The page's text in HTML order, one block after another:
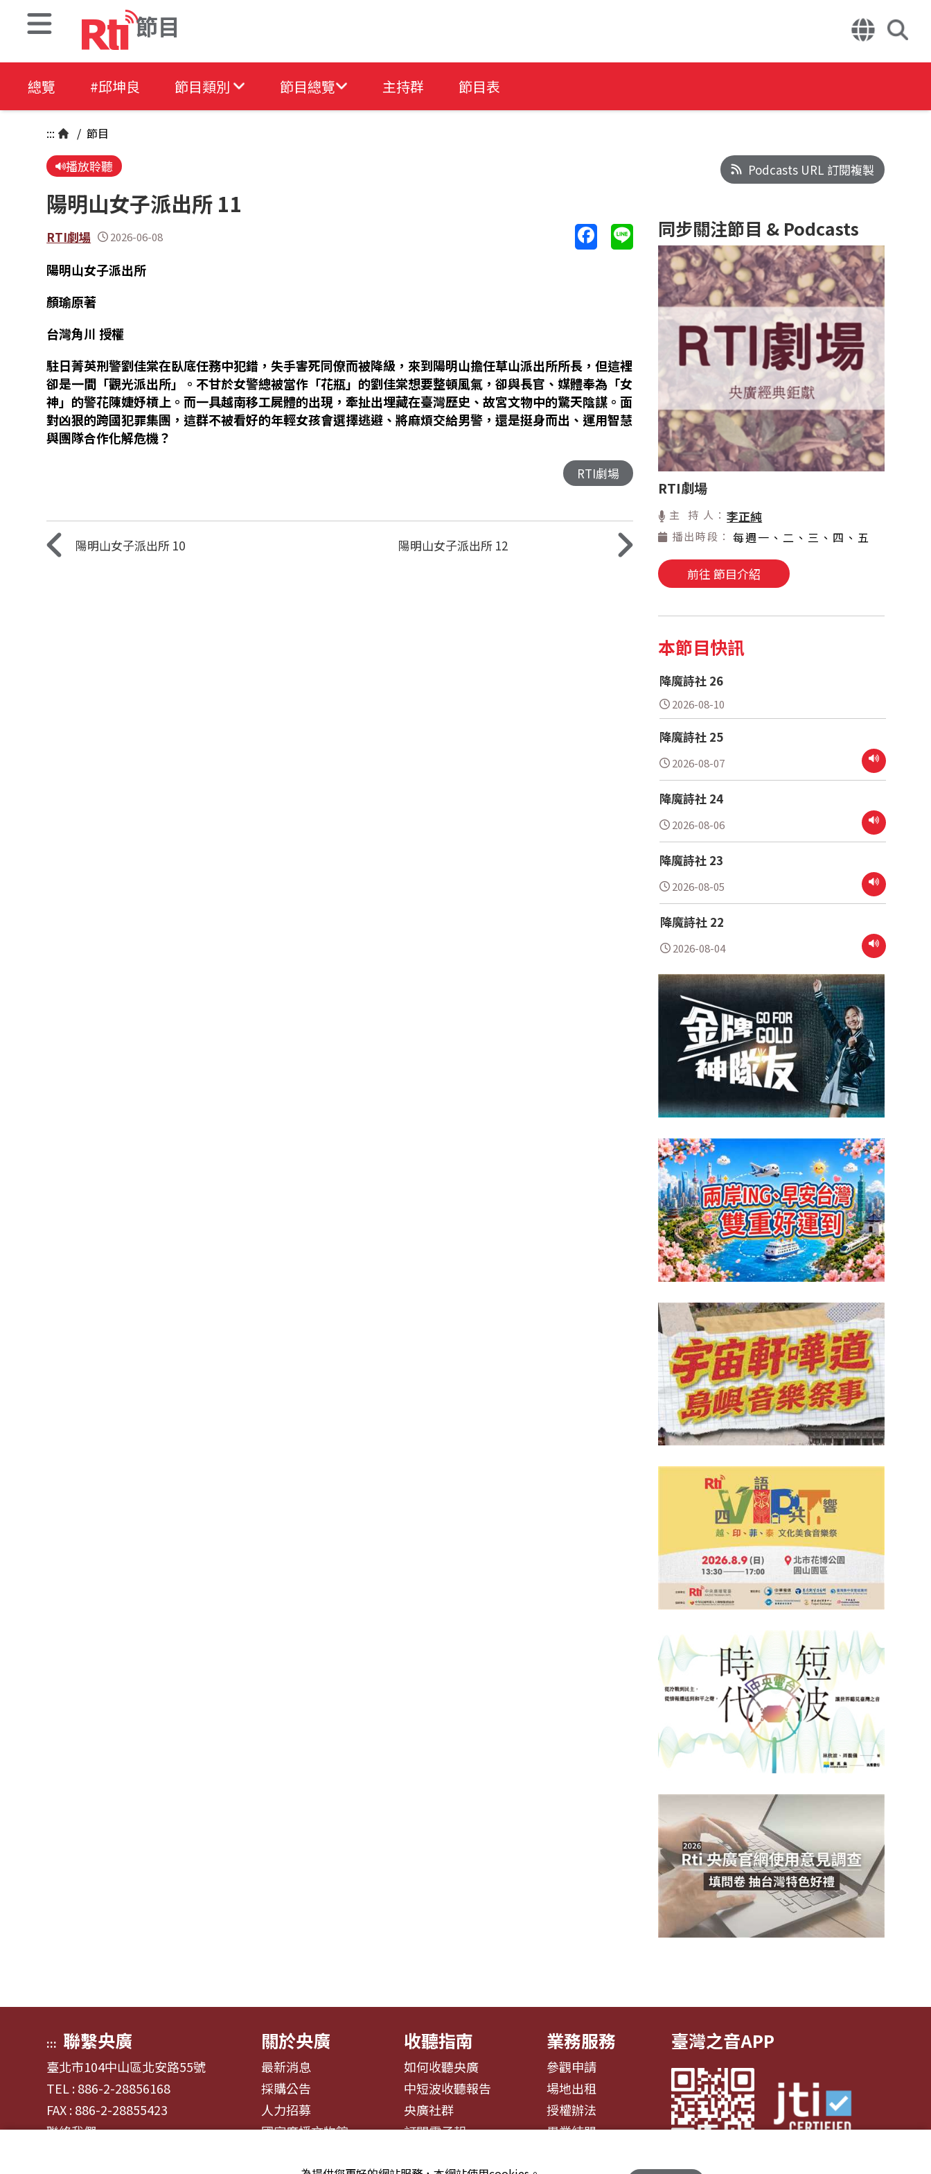
節目
總覽 #邱坤良 節目類別 節目總覽 主持群 節目表
::: / 節目
播放聆聽
陽明山女子派出所 11
RTI劇場 2026-06-08
陽明山女子派出所
顏瑜原著
台灣角川 授權
駐日菁英刑警劉佳棠在臥底任務中犯錯，失手害死同僚而被降級，來到陽明山擔任草山派出所所長，但這裡
卻是一間「觀光派出所」。不甘於女警總被當作「花瓶」的劉佳棠想要整頓風氣，卻與長官、媒體奉為「女
神」的警花陳婕妤槓上。而一具越南移工屍體的出現，牽扯出埋藏在臺灣歷史、故宮文物中的驚天陰謀。面
對凶狠的跨國犯罪集團，這群不被看好的年輕女孩會選擇逃避、將麻煩交給男警，還是挺身而出、運用智慧
與團隊合作化解危機？
RTI劇場
陽明山女子派出所 10 陽明山女子派出所 12
Podcasts URL 訂閱複製
同步關注節目 & Podcasts
RTI劇場
主 持 人：李正純
播出時段： 每週一、二、三、四、五
前往 節目介紹
本節目快訊
降魔詩社 26
2026-08-10
降魔詩社 25
2026-08-07
降魔詩社 24
2026-08-06
降魔詩社 23
2026-08-05
降魔詩社 22
2026-08-04
::: 聯繫央廣
臺北市104中山區北安路55號
TEL : 886-2-28856168
FAX : 886-2-28855423
聯絡我們
關於央廣
最新消息
採購公告
人力招募
國家廣播文物館
收聽指南
如何收聽央廣
中短波收聽報告
央廣社群
訂閱電子報
業務服務
參觀申請
場地出租
授權辦法
異業結盟
臺灣之音APP